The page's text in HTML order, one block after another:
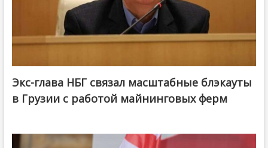
Экс-глава НБГ связал масштабные блэкауты
в Грузии с работой майнинговых ферм